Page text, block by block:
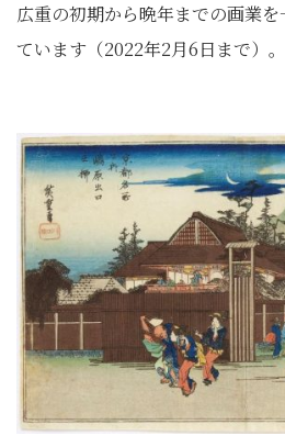
広重の初期から晩年までの画業
ています（2022年2月6日まで）。